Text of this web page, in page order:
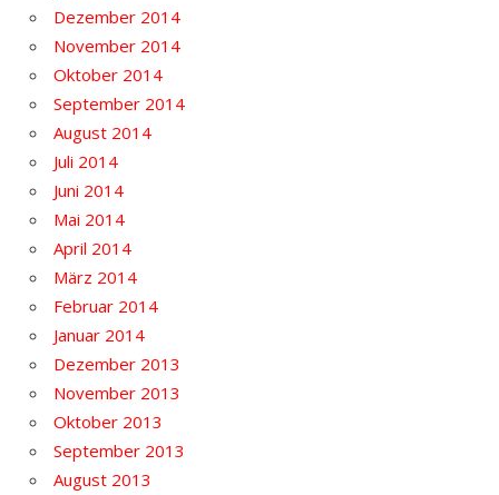
Dezember 2014
November 2014
Oktober 2014
September 2014
August 2014
Juli 2014
Juni 2014
Mai 2014
April 2014
März 2014
Februar 2014
Januar 2014
Dezember 2013
November 2013
Oktober 2013
September 2013
August 2013